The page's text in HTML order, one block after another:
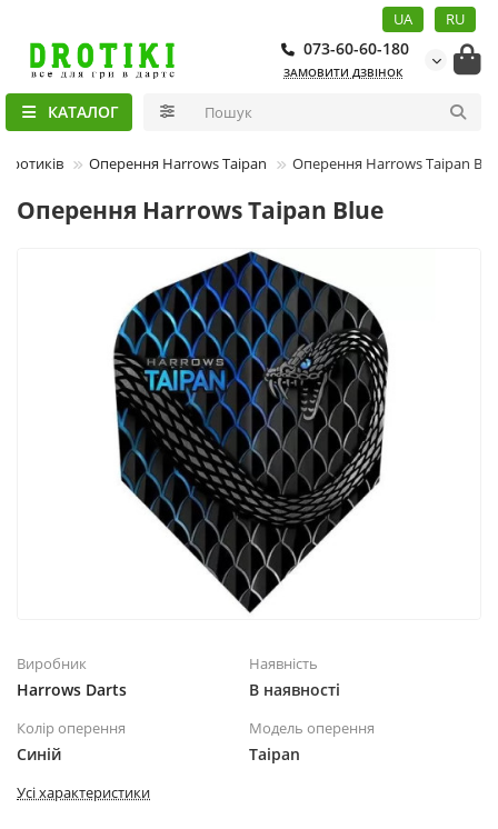
UA RU
073-60-60-180
ЗАМОВИТИ ДЗВІНОК
КАТАЛОГ
Оперення Harrows Taipan Оперення Harrows Taipan
Оперення Harrows Taipan Blue
Виробник
Harrows Darts
Наявність
В наявності
Колір оперення
Синій
Модель оперення
Taipan
Усі характеристики